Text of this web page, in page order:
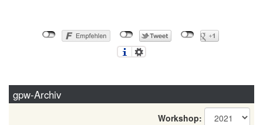
gpw-Archiv
Workshop: